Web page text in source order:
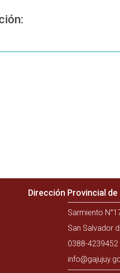
Dirección Provincial
Sarmiento
San Salvador
0388-